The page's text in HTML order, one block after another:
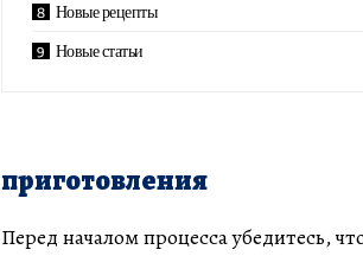
Новые рецепты
Новые статьи
приготовления
Перед началом процесса убедитесь,